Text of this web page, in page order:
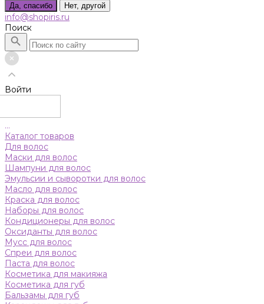
Да, спасибо Нет, другой
info@shopiris.ru
Поиск
Войти
...
Каталог товаров
Для волос
Маски для волос
Шампуни для волос
Эмульсии и сыворотки для волос
Масло для волос
Краска для волос
Наборы для волос
Кондиционеры для волос
Оксиданты для волос
Мусс для волос
Спреи для волос
Паста для волос
Косметика для макияжа
Косметика для губ
Бальзамы для губ